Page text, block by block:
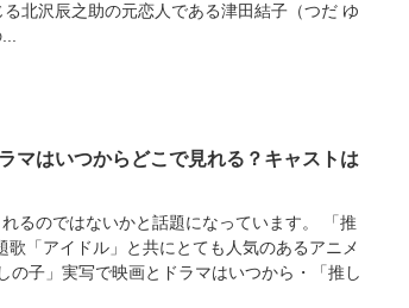
北沢辰之助の元恋人である津田結子（つだ ゆ
マはいつからどこで見れる？キャストは
るのではないかと話題になっています。 「推
歌「アイドル」と共にとても人気のあるアニメ
の子」実写で映画とドラマはいつから・「推し